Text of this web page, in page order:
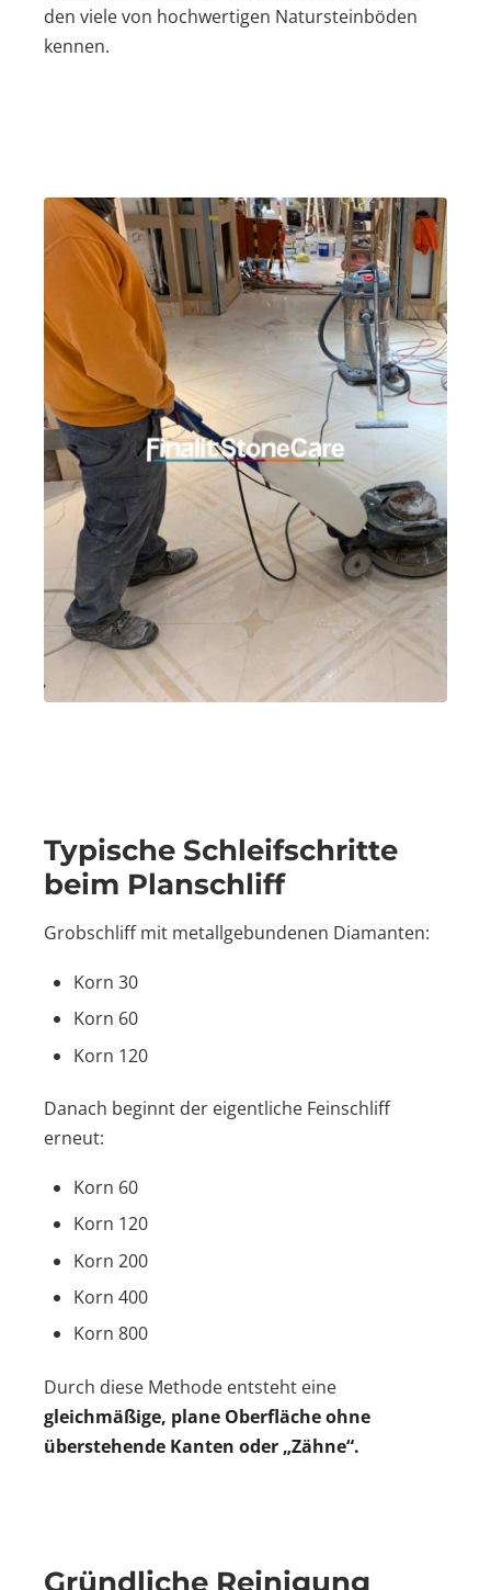
den viele von hochwertigen Natursteinböden
kennen.
Typische Schleifschritte
beim Planschliff
Grobschliff mit metallgebundenen Diamanten:
Korn 30
Korn 60
Korn 120
Danach beginnt der eigentliche Feinschliff
erneut:
Korn 60
Korn 120
Korn 200
Korn 400
Korn 800
Durch diese Methode entsteht eine
gleichmäßige, plane Oberfläche ohne
überstehende Kanten oder „Zähne“.
Gründliche Reinigung